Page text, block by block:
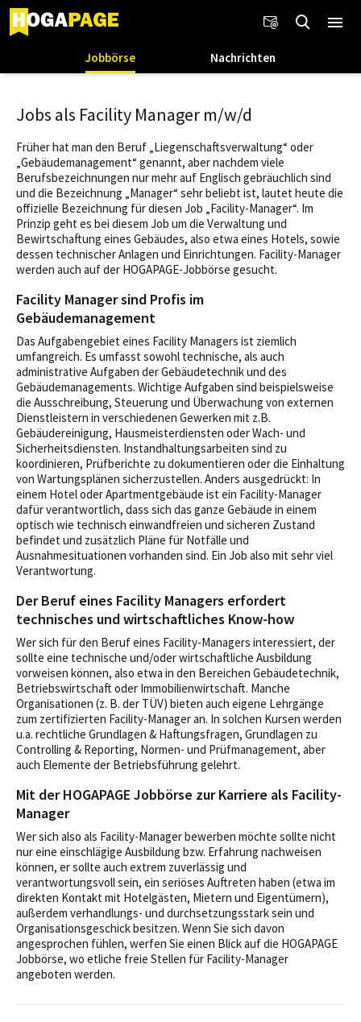
Jobbörse Nachrichten
Jobs als Facility Manager m/w/d
Früher hat man den Beruf „Liegenschaftsverwaltung“ oder
„Gebäudemanagement“ genannt, aber nachdem viele
Berufsbezeichnungen nur mehr auf Englisch gebräuchlich sind
und die Bezeichnung „Manager“ sehr beliebt ist, lautet heute die
offizielle Bezeichnung für diesen Job „Facility-Manager“. Im
Prinzip geht es bei diesem Job um die Verwaltung und
Bewirtschaftung eines Gebäudes, also etwa eines Hotels, sowie
dessen technischer Anlagen und Einrichtungen. Facility-Manager
werden auch auf der HOGAPAGE-Jobbörse gesucht.
Facility Manager sind Profis im
Gebäudemanagement
Das Aufgabengebiet eines Facility Managers ist ziemlich
umfangreich. Es umfasst sowohl technische, als auch
administrative Aufgaben der Gebäudetechnik und des
Gebäudemanagements. Wichtige Aufgaben sind beispielsweise
die Ausschreibung, Steuerung und Überwachung von externen
Dienstleistern in verschiedenen Gewerken mit z.B.
Gebäudereinigung, Hausmeisterdiensten oder Wach- und
Sicherheitsdiensten. Instandhaltungsarbeiten sind zu
koordinieren, Prüfberichte zu dokumentieren oder die Einhaltung
von Wartungsplänen sicherzustellen. Anders ausgedrückt: In
einem Hotel oder Apartmentgebäude ist ein Facility-Manager
dafür verantwortlich, dass sich das ganze Gebäude in einem
optisch wie technisch einwandfreien und sicheren Zustand
befindet und zusätzlich Pläne für Notfälle und
Ausnahmesituationen vorhanden sind. Ein Job also mit sehr viel
Verantwortung.
Der Beruf eines Facility Managers erfordert
technisches und wirtschaftliches Know-how
Wer sich für den Beruf eines Facility-Managers interessiert, der
sollte eine technische und/oder wirtschaftliche Ausbildung
vorweisen können, also etwa in den Bereichen Gebäudetechnik,
Betriebswirtschaft oder Immobilienwirtschaft. Manche
Organisationen (z. B. der TÜV) bieten auch eigene Lehrgänge
zum zertifizierten Facility-Manager an. In solchen Kursen werden
u.a. rechtliche Grundlagen & Haftungsfragen, Grundlagen zu
Controlling & Reporting, Normen- und Prüfmanagement, aber
auch Elemente der Betriebsführung gelehrt.
Mit der HOGAPAGE Jobbörse zur Karriere als Facility-
Manager
Wer sich also als Facility-Manager bewerben möchte sollte nicht
nur eine einschlägige Ausbildung bzw. Erfahrung nachweisen
können, er sollte auch extrem zuverlässig und
verantwortungsvoll sein, ein seriöses Auftreten haben (etwa im
direkten Kontakt mit Hotelgästen, Mietern und Eigentümern),
außerdem verhandlungs- und durchsetzungsstark sein und
Organisationsgeschick besitzen. Wenn Sie sich davon
angesprochen fühlen, werfen Sie einen Blick auf die HOGAPAGE
Jobbörse, wo etliche freie Stellen für Facility-Manager
angeboten werden.